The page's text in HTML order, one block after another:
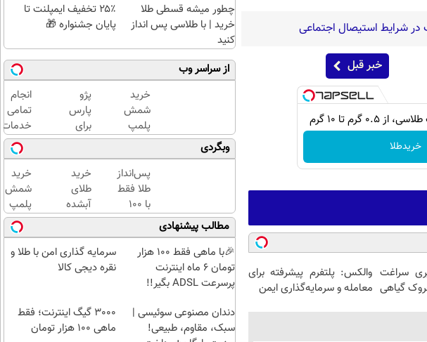
شرایط استیصال اجتماعی
خبر قبل
گرم تا ۱۰ گرم
خریدطلا
سراغت
گیاهی
والکس: پلتفرم پیشرفته برای
معامله و سرمایه‌گذاری ایمن
چطور میشه قسطی طلا
خرید | با طلاسی پس انداز
کنید
۲۵٪ تخفیف ایمپلنت تا
پایان جشنواره 🎁
از سراسر وب
خرید
شمش
پلمپ
طلاسی،
از ۰.۵
گرم تا
۱۰ گرم
پژو
پارس
برای
فروش
داری؟
سریع و
با
امنیت
بفروش
✅
انجام
تمامی
خدمات
در محل
با یدک
دات
وبگردی
پس‌انداز
طلا فقط
با ۱۰۰
هزارتومان
(امن و
راحت)
خرید
طلای
آبشده
حتی با
۱۰۰هزارتومان
خرید
شمش
پلمپ
طلاسی،
از ۰.۵
گرم تا
مطالب پیشنهادی
🎉با ماهی فقط 100 هزار
تومان 6 ماه اینترنت
پرسرعت ADSL بگیر!!
سرمایه گذاری امن با طلا و
نقره دیجی کالا
دندان مصنوعی سوئیسی |
سبک، مقاوم، طبیعی!
3000 گیگ اینترنت؛ فقط
ماهی 100 هزار تومان